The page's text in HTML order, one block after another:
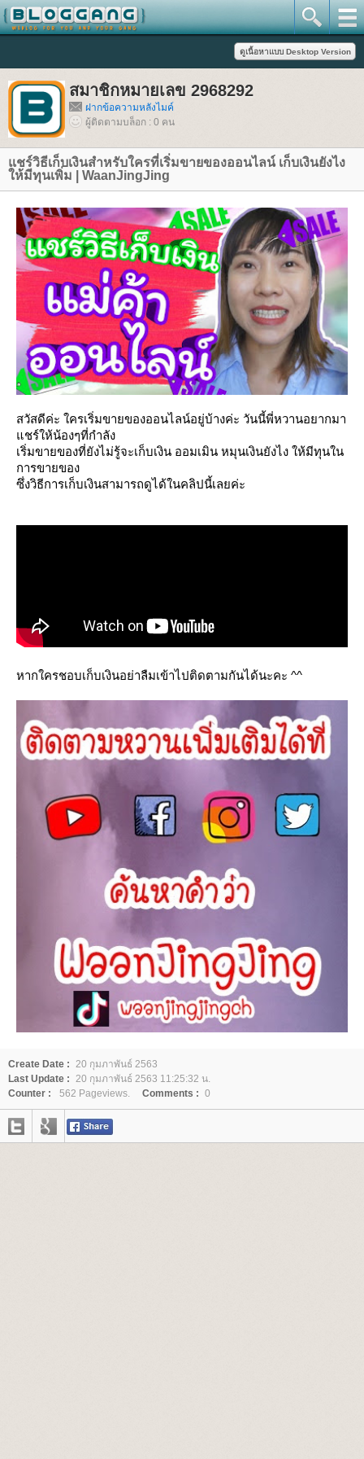
สมาชิกหมายเลข 2968292
ฝากข้อความหลังไมค์
ผู้ติดตามบล็อก : 0 คน
ชร์วิธีเก็บเงินสำหรับใครที่เริ่มขายของออนไลน์ เก็บเงินยังไง
ห้มีทุนเพิ่ม | WaanJingJing
สวัสดีค่ะ ใครเริ่มขายของออนไลน์อยู่บ้างค่ะ วันนี้พี่หวานอยากมา
ชร์ให้น้องๆที่กำลัง
เริ่มขายของที่ยังไม่รู้จะเก็บเงิน ออมเมิน หมุนเงินยังไง ให้มีทุนใน
การขายของ
ซึ่งวิธีการเก็บเงินสามารถดูได้ในคลิปนี้เลยค่ะ
หากใครชอบเก็บเงินอย่าลืมเข้าไปติดตามกันได้นะคะ ^^
Create Date :
20 กุมภาพันธ์ 2563
Last Update :
20 กุมภาพันธ์ 2563 11:25:32 น.
Counter :
562 Pageviews. Comments : 0